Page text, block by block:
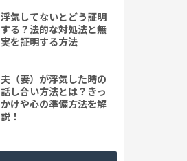
浮気してないとどう証明
する？法的な対処法と無
実を証明する方法
夫（妻）が浮気した時の
話し合い方法とは？きっ
かけや心の準備方法を解
説！